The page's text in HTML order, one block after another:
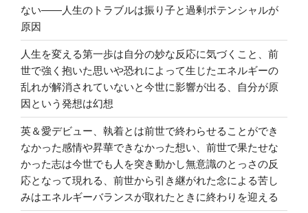
ない――人生のトラブルは振り子と過剰ポテンシャルが
原因
人生を変える第一歩は自分の妙な反応に気づくこと、前
世で強く抱いた思いや恐れによって生じたエネルギーの
乱れが解消されていないと今世に影響が出る、自分が原
因という発想は幻想
英＆愛デビュー、執着とは前世で終わらせることができ
なかった感情や昇華できなかった想い、前世で果たせな
かった志は今世でも人を突き動かし無意識のとっさの反
応となって現れる、前世から引き継がれた念による苦し
みはエネルギーバランスが取れたときに終わりを迎える